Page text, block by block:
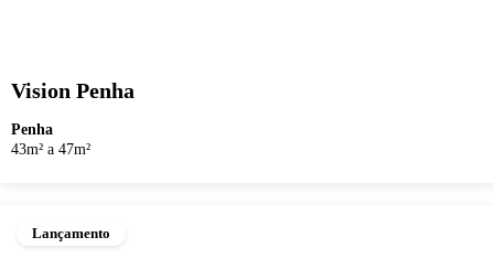
Vision Penha
Penha
43m² a 47m²
Lançamento